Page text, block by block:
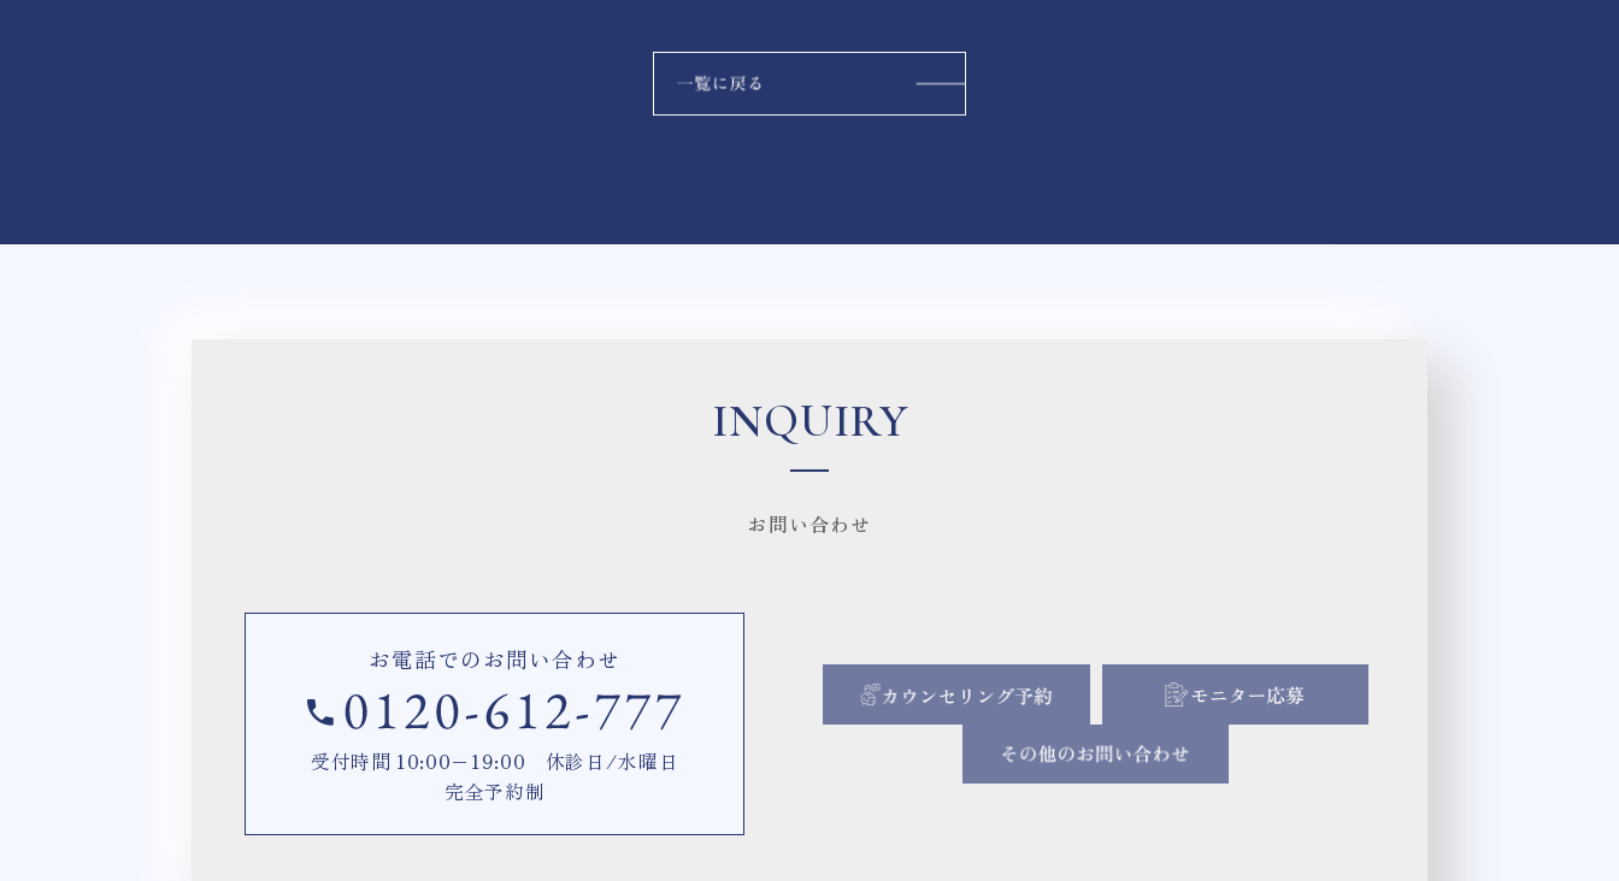
INQUIRY
お問い合わせ
お電話でのお問い合わせ
受付時間 10:00−19:00 休診日/水曜日
完全予約制